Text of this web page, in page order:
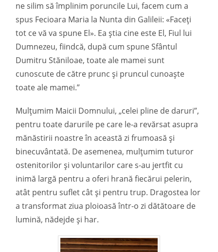
ne silim să împlinim poruncile Lui, facem cum a
spus Fecioara Maria la Nunta din Galileii: «Faceți
tot ce vă va spune El». Ea știa cine este El, Fiul lui
Dumnezeu, fiindcă, după cum spune Sfântul
Dumitru Stăniloae, toate ale mamei sunt
cunoscute de către prunc și pruncul cunoaște
toate ale mamei.”
Mulțumim Maicii Domnului, „celei pline de daruri”,
pentru toate darurile pe care le-a revărsat asupra
mănăstirii noastre în această zi frumoasă și
binecuvântată. De asemenea, mulțumim tuturor
ostenitorilor și voluntarilor care s-au jertfit cu
inimă largă pentru a oferi hrană fiecărui pelerin,
atât pentru suflet cât și pentru trup. Dragostea lor
a transformat ziua ploioasă într-o zi dătătoare de
lumină, nădejde și har.